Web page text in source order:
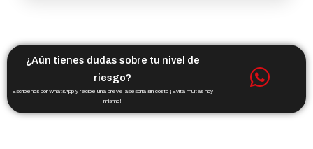
¿Aún tienes dudas sobre tu nivel de
riesgo?
Escríbenos por WhatsApp y recibe una breve asesoría sin costo ¡Evita multas hoy
mismo!